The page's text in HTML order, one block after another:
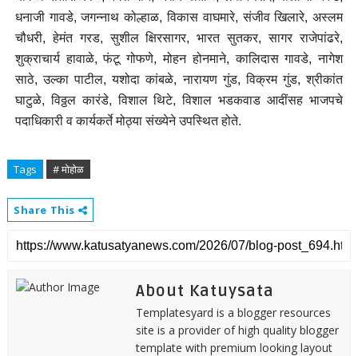
धनाजी गावडे, जगन्नाथ कोल्हाळ, विकास वाघमारे, संजीव खिलारे, अस्लम
चौधरी, हेमंत गरड, सुशील क्षिरसागर, भारत सुतकर, सागर राजेपांढरे,
शुक्राचार्य हावाळे, फंटू गोफणे, मोहन होनमाने, कालिदास गावडे, नागेश
साठे, उल्का पाटील, यशोदा कांबळे, नारायण गुंड, विक्रम गुंड, श्रीकांत
घाटुळे, विठ्ठल कारंडे, विशाल थिटे, विशाल भडकवाड आदींसह भाजपचे
पदाधिकारी व कार्यकर्ते मोठ्या संख्येने उपस्थित होते.
Tags # मोहोळ
Share This
About Katuysata
Templatesyard is a blogger resources
site is a provider of high quality blogger
template with premium looking layout